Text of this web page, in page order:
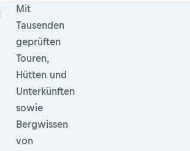
Mit
Tausenden
geprüften
Touren,
Hütten und
Unterkünften
sowie
Bergwissen
von